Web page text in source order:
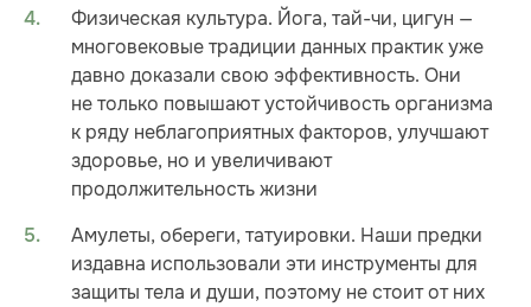
Физическая культура. Йога, тай-чи, цигун —
многовековые традиции данных практик уже
давно доказали свою эффективность. Они
не только повышают устойчивость организма
к ряду неблагоприятных факторов, улучшают
здоровье, но и увеличивают
продолжительность жизни
Амулеты, обереги, татуировки. Наши предки
издавна использовали эти инструменты для
защиты тела и души, поэтому не стоит от них